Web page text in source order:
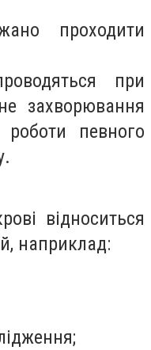
проходити
при
захворювання
певного
відноситься
наприклад: